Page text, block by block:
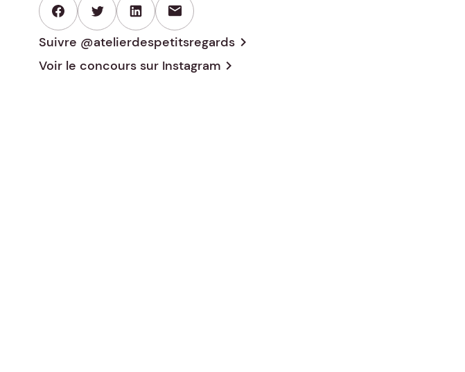
mail
Suivre @atelierdespetitsregards chevron_right
Voir le concours sur Instagram chevron_right